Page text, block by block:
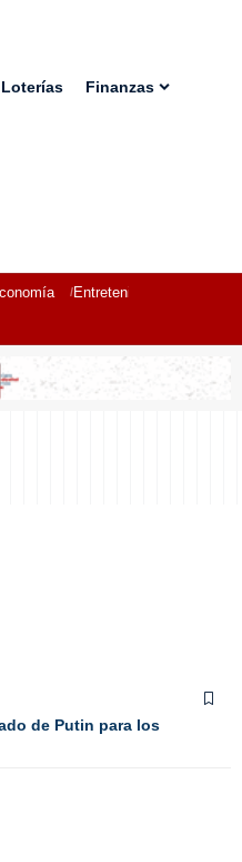
Loterías Finanzas
Entretenimiento
de Putin para los